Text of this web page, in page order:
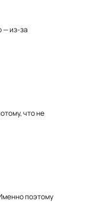
— из-за
что не
поэтому